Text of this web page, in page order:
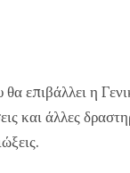
επιβάλλει η
άλλες